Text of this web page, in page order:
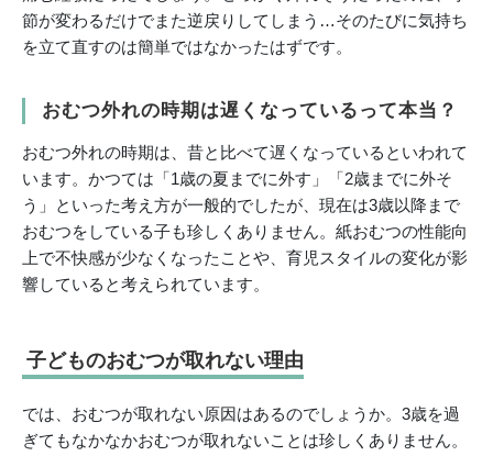
節が変わるだけでまた逆戻りしてしまう…そのたびに気持ち
を立て直すのは簡単ではなかったはずです。
おむつ外れの時期は遅くなっているって本当？
おむつ外れの時期は、昔と比べて遅くなっているといわれて
います。かつては「1歳の夏までに外す」「2歳までに外そ
う」といった考え方が一般的でしたが、現在は3歳以降まで
おむつをしている子も珍しくありません。紙おむつの性能向
上で不快感が少なくなったことや、育児スタイルの変化が影
響していると考えられています。
子どものおむつが取れない理由
では、おむつが取れない原因はあるのでしょうか。3歳を過
ぎてもなかなかおむつが取れないことは珍しくありません。